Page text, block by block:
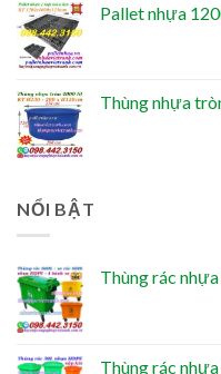
Pallet nhựa
Thùng nhựa
NỔI BẬT
Thùng rác
Thùng rác